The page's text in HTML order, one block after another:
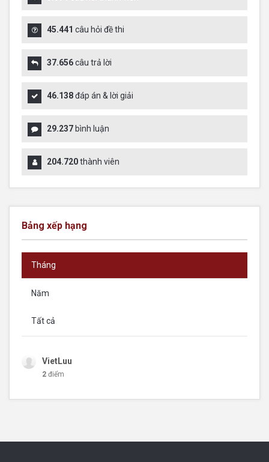
45.441 câu hỏi đề thi
37.656câu trả lời
46.138đáp án & lời giải
29.237 bình luận
204.720thành viên
Bảng xếp hạng
Tháng
Năm
Tất cả
VietLuu
2 điểm